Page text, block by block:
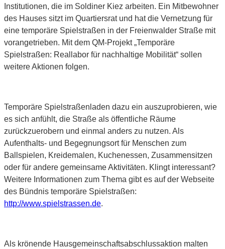
Institutionen, die im Soldiner Kiez arbeiten. Ein Mitbewohner
des Hauses sitzt im Quartiersrat und hat die Vernetzung für
eine temporäre Spielstraßen in der Freienwalder Straße mit
vorangetrieben. Mit dem QM-Projekt „Temporäre
Spielstraßen: Reallabor für nachhaltige Mobilität“ sollen
weitere Aktionen folgen.
Temporäre Spielstraßenladen dazu ein auszuprobieren, wie
es sich anfühlt, die Straße als öffentliche Räume
zurückzuerobern und einmal anders zu nutzen. Als
Aufenthalts- und Begegnungsort für Menschen zum
Ballspielen, Kreidemalen, Kuchenessen, Zusammensitzen
oder für andere gemeinsame Aktivitäten. Klingt interessant?
Weitere Informationen zum Thema gibt es auf der Webseite
des Bündnis temporäre Spielstraßen:
http://www.spielstrassen.de.
Als krönende Hausgemeinschaftsabschlussaktion malten